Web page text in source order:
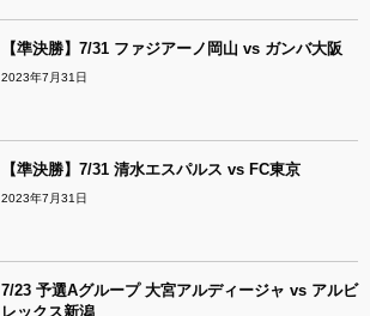
【準決勝】7/31 ファジアーノ岡山 vs ガンバ大阪
2023年7月31日
【準決勝】7/31 清水エスパルス vs FC東京
2023年7月31日
7/23 予選Aグループ 大宮アルディージャ vs アルビ
レックス新潟